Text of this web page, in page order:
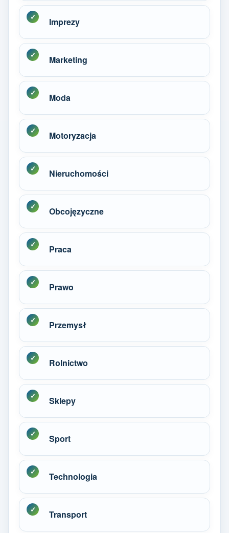
Imprezy
Marketing
Moda
Motoryzacja
Nieruchomości
Obcojęzyczne
Praca
Prawo
Przemysł
Rolnictwo
Sklepy
Sport
Technologia
Transport